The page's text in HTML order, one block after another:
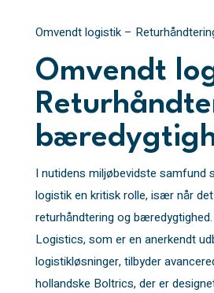
Omvendt logistik –
Omvendt
I nutidens miljøbevidste samfund
logistik en kritisk rolle, især når
returhåndtering og
Logistics, som er en anerkendt
logistikløsninger, tilbyder
hollandske Boltrics, der er